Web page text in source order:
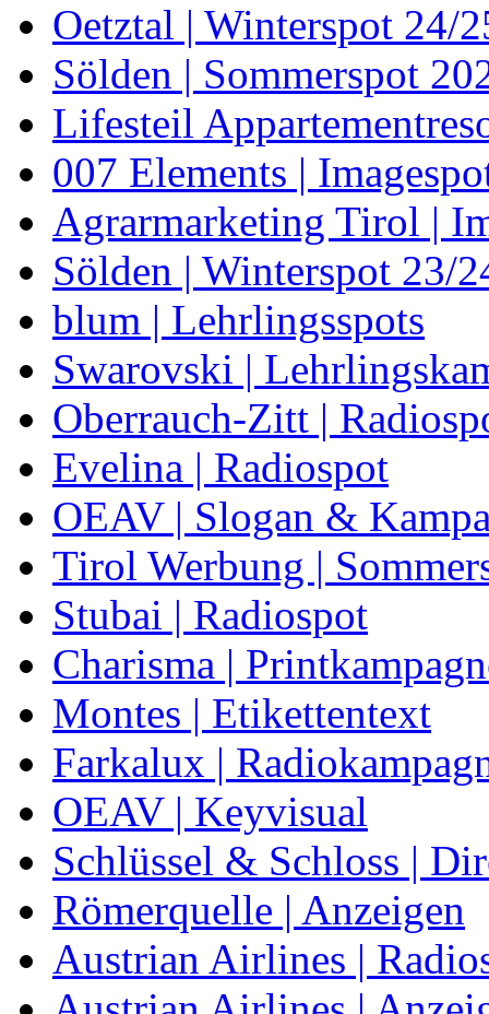
Oetztal | Winterspot 24/
Sölden | Sommerspot
Lifesteil
007 Elements |
Agrarmarketing Tirol |
Sölden | Winterspot 23/
blum | Lehrlingsspots
Swarovski |
Oberrauch-Zitt |
Evelina | Radiospot
OEAV | Slogan &
Tirol Werbung |
Stubai | Radiospot
Charisma |
Montes | Etikettentext
Farkalux |
OEAV | Keyvisual
Schlüssel & Schloss |
Römerquelle | Anzeigen
Austrian Airlines |